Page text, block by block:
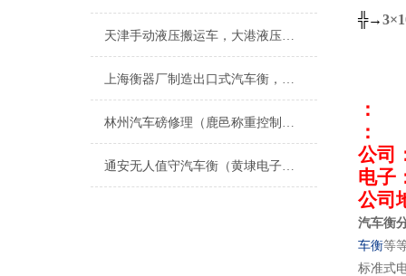
天津手动液压搬运车，大港液压搬运秤，叉车秤
上海衡器厂制造出口式汽车衡，浙江出口式地磅，江苏出口式电子地磅厂家
林州汽车磅修理（鹿邑称重控制模块（焦作称重模块安装）沈丘称重模块维修
通安无人值守汽车衡（黄埭电子秤）太平便携式汽车衡）光福汽车衡维修
╬→3×
：
：
公司
电子
公司
汽车衡
车衡等
标准式